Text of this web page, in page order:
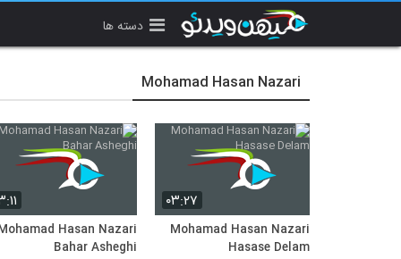
دسته ها
Mohamad Hasan Nazari
۰۳:۲۷
Mohamad Hasan Nazari
Hasase Delam
Hasan Nazari
Bahar Asheghi